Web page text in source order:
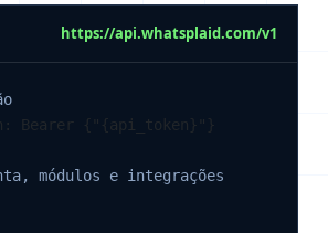
https://api.whatsplaid.com/v1
Bearer {"{api_token}"}
módulos e integrações